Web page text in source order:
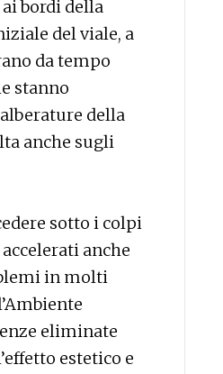
bordi della
del viale, a
da tempo
stanno
della
anche sugli
sotto i colpi
anche
in molti
eliminate
estetico e